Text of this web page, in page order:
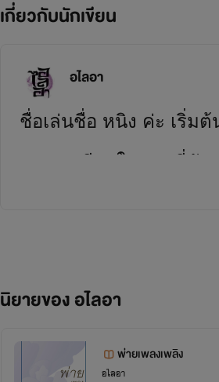
เกี่ยวกับนักเขียน
อไลอา
ชื่อเล่นชื่อ หนิง ค่ะ เริ่ม
นิยายของ อไลอา
พ่ายเพลงเพลิง
อไลอา